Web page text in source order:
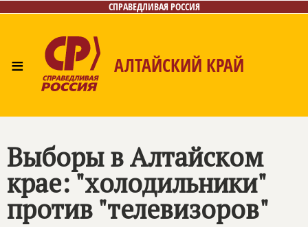
СПРАВЕДЛИВАЯ РОССИЯ
≡ АЛТАЙСКИЙ КРАЙ
Контакты
Выборы в Алтайском
крае: "холодильники"
против "телевизоров"